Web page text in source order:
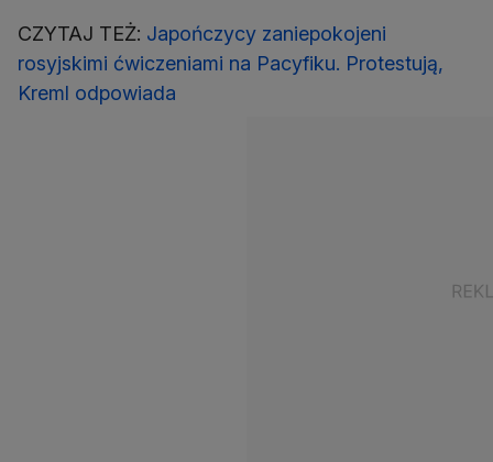
CZYTAJ TEŻ: Japończycy zaniepokojeni
rosyjskimi ćwiczeniami na Pacyfiku. Protestują,
Kreml odpowiada